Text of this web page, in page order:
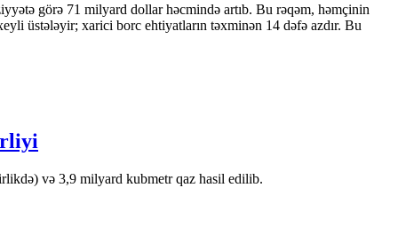
görə 71 milyard dollar həcmində artıb. Bu rəqəm, həmçinin
üstələyir; xarici borc ehtiyatların təxminən 14 dəfə azdır. Bu
və 3,9 milyard kubmetr qaz hasil edilib.